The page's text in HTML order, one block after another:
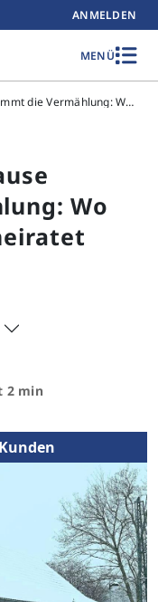
ANMELDEN
MENÜ
Nach der Vereinssause kommt die Vermählung: Wo in Rüthen jetzt geheiratet werden kann
Wo
2 min